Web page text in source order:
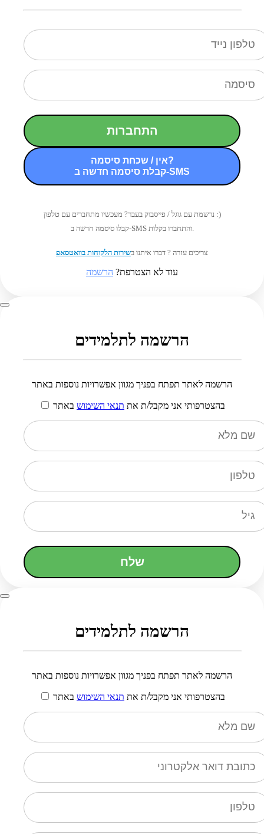
התחברות
אין / שכחת סיסמה?
קבלת סיסמה חדשה ב-SMS
נרשמת עם גוגל / פייסבוק בעבר? מעכשיו מתחברים עם טלפון :)
קבלו סיסמה חדשה ב-SMS והתחברו בקלות.
צריכים עזרה ? דברו איתנו בשירות הלקוחות בוואטסאפ
עוד לא הצטרפת? הרשמה
הרשמה לתלמידים
הרשמה לאתר תפתח בפניך מגוון אפשרויות נוספות באתר
בהצטרפותי אני מקבל/ת את תנאי השימוש באתר
שלח
הרשמה לתלמידים
הרשמה לאתר תפתח בפניך מגוון אפשרויות נוספות באתר
בהצטרפותי אני מקבל/ת את תנאי השימוש באתר